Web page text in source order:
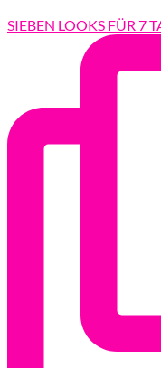
SIEBEN LOOKS FÜR 7